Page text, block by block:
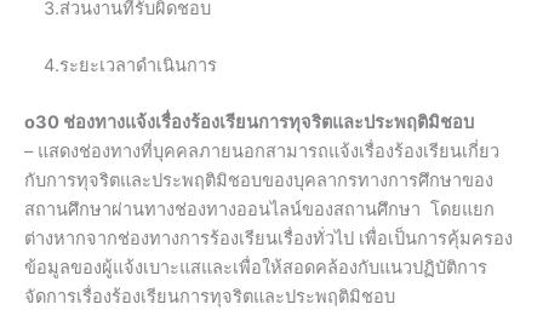
3.ส่วนงานที่รับผิดชอบ
4.ระยะเวลาดำเนินการ
o30 ช่องทางแจ้งเรื่องร้องเรียนการทุจริตและประพฤติมิชอบ
– แสดงช่องทางที่บุคคลภายนอกสามารถแจ้งเรื่องร้องเรียนเกี่ยว
กับการทุจริตและประพฤติมิชอบของบุคลากรทางการศึกษาของ
สถานศึกษาผ่านทางช่องทางออนไลน์ของสถานศึกษา โดยแยก
ต่างหากจากช่องทางการร้องเรียนเรื่องทั่วไป เพื่อเป็นการคุ้มครอง
ข้อมูลของผู้แจ้งเบาะแสและเพื่อให้สอดคล้องกับแนวปฏิบัติการ
จัดการเรื่องร้องเรียนการทุจริตและประพฤติมิชอบ